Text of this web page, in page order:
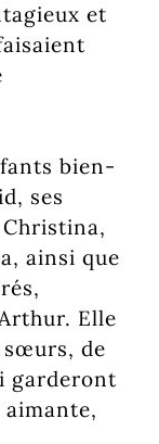
et
bien-
ses
ainsi que
Elle
sœurs, de
garderont
aimante,